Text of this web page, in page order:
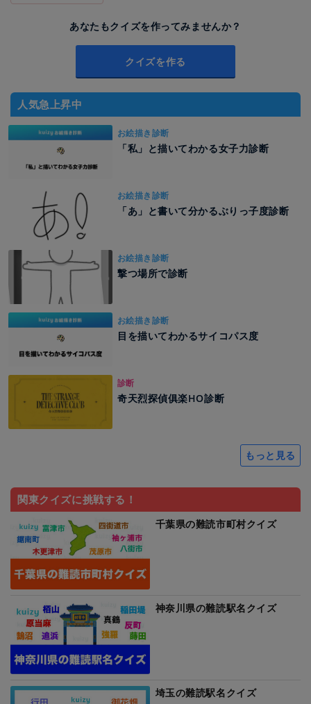
あなたもクイズを作ってみませんか？
クイズを作る
人気急上昇中
お絵描き診断
「私」と描いてわかる女子力診断
お絵描き診断
「あ」と書いて分かるぶりっ子度診断
お絵描き診断
撃つ場所で診断
お絵描き診断
目を描いてわかるサイコパス度
診断
奇天烈探偵俱楽HO診断
もっと見る
関東クイズに挑戦する！
千葉県の難読市町村クイズ
神奈川県の難読駅名クイズ
埼玉の難読駅名クイズ